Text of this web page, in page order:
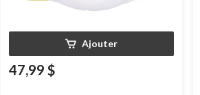
Ajouter
47,99 $